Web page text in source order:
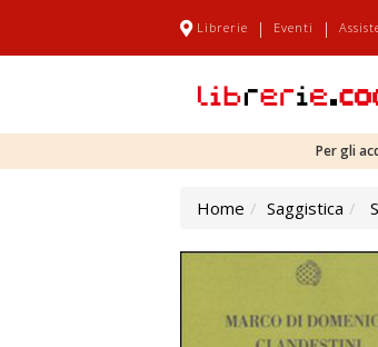
Librerie | Eventi |
Per gli
Home Saggistica